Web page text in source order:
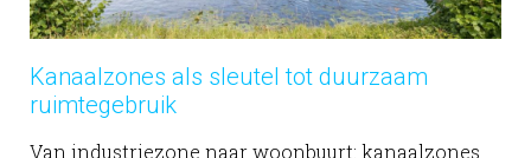
Kanaalzones als sleutel tot duurzaam
ruimtegebruik
Van industriezone naar woonbuurt: kanaalzones